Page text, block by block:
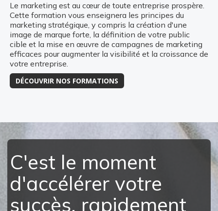
Le marketing est au cœur de toute entreprise prospère.
Cette formation vous enseignera les principes du
marketing stratégique, y compris la création d'une
image de marque forte, la définition de votre public
cible et la mise en œuvre de campagnes de marketing
efficaces pour augmenter la visibilité et la croissance de
votre entreprise.
DÉCOUVRIR NOS FORMATIONS
C'est le moment
d'accélérer votre
succès, rapidement